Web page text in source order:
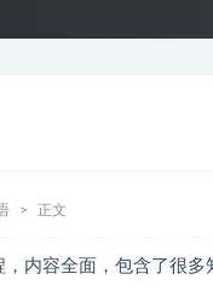
正文
内容全面，包含了很